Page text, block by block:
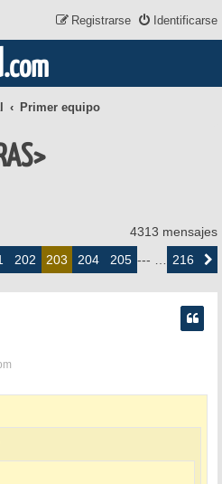
Identificarse
Registrarse
.com
Primer equipo
4313 mensajes
202 203 204 205 --- … 216